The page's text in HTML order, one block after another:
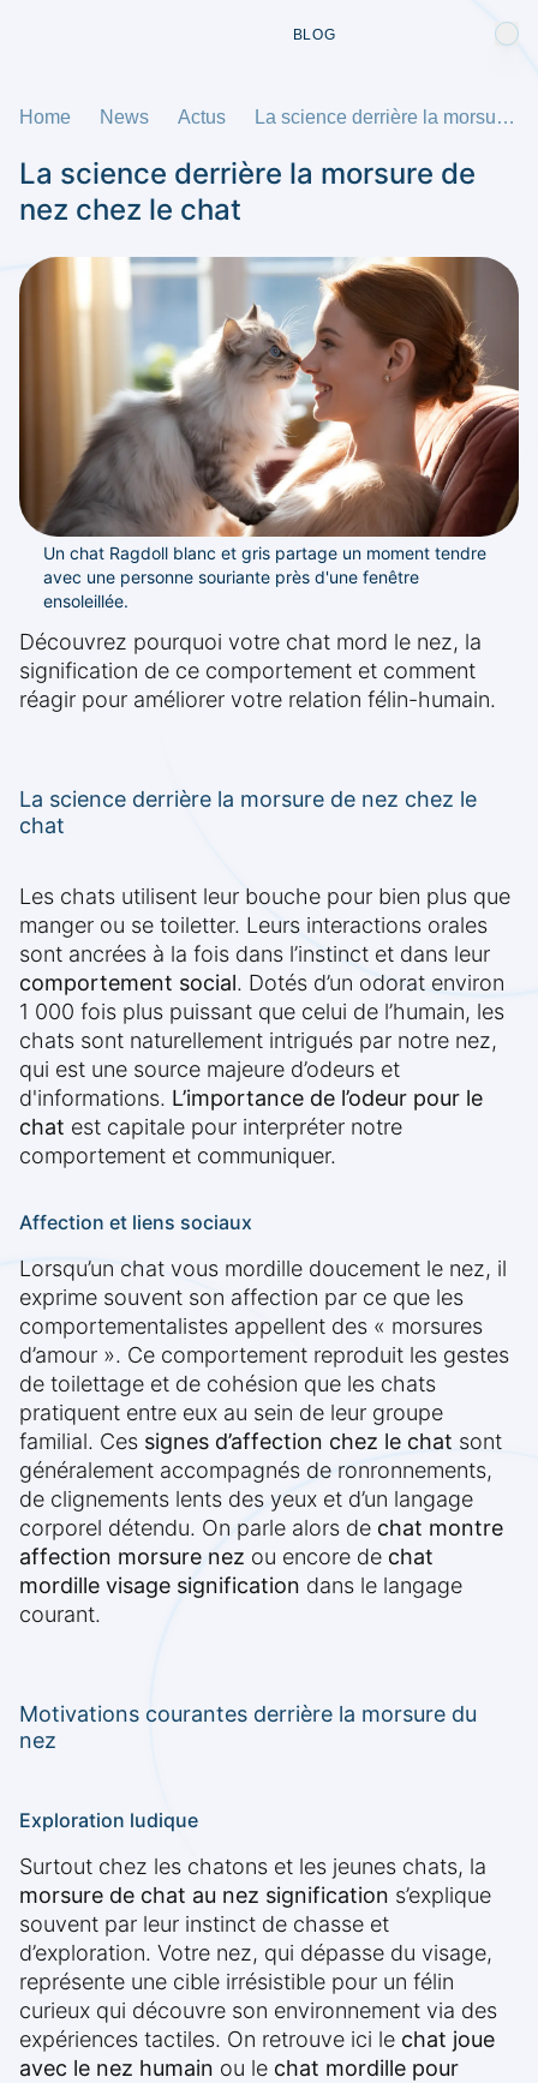
BLOG
Home News Actus La science derrière la morsure de nez chez le chat
La science derrière la morsure de
nez chez le chat
Un chat Ragdoll blanc et gris partage un moment tendre
avec une personne souriante près d'une fenêtre
ensoleillée.
Découvrez pourquoi votre chat mord le nez, la
signification de ce comportement et comment
réagir pour améliorer votre relation félin-humain.
La science derrière la morsure de nez chez le
chat
Les chats utilisent leur bouche pour bien plus que
manger ou se toiletter. Leurs interactions orales
sont ancrées à la fois dans l’instinct et dans leur
comportement social. Dotés d’un odorat environ
1 000 fois plus puissant que celui de l’humain, les
chats sont naturellement intrigués par notre nez,
qui est une source majeure d’odeurs et
d'informations. L’importance de l’odeur pour le
chat est capitale pour interpréter notre
comportement et communiquer.
Affection et liens sociaux
Lorsqu’un chat vous mordille doucement le nez, il
exprime souvent son affection par ce que les
comportementalistes appellent des « morsures
d’amour ». Ce comportement reproduit les gestes
de toilettage et de cohésion que les chats
pratiquent entre eux au sein de leur groupe
familial. Ces signes d’affection chez le chat sont
généralement accompagnés de ronronnements,
de clignements lents des yeux et d’un langage
corporel détendu. On parle alors de chat montre
affection morsure nez ou encore de chat
mordille visage signification dans le langage
courant.
Motivations courantes derrière la morsure du
nez
Exploration ludique
Surtout chez les chatons et les jeunes chats, la
morsure de chat au nez signification s’explique
souvent par leur instinct de chasse et
d’exploration. Votre nez, qui dépasse du visage,
représente une cible irrésistible pour un félin
curieux qui découvre son environnement via des
expériences tactiles. On retrouve ici le chat joue
avec le nez humain ou le chat mordille pour